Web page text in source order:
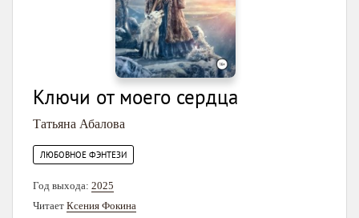
Ключи от моего сердца
Татьяна Абалова
ЛЮБОВНОЕ ФЭНТЕЗИ
Год выхода: 2025
Читает Ксения Фокина